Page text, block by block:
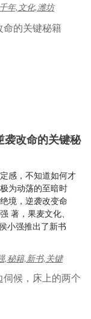
年,文化,潍坊
袭改命的关键秘
感，不知道如何才
为动荡的至暗时
境，逆袭改变命
著，果麦文化、
小强推出了新书
,秘籍,新书,关键